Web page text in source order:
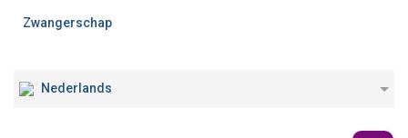
Zwangerschap
Nederlands